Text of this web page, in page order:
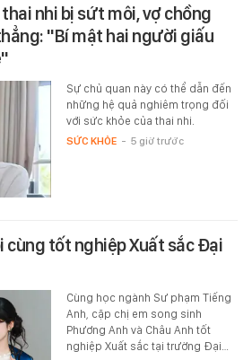
nhi bị sứt môi, vợ chồng
"Bí mật hai người giấu
Sự chủ quan này có thể dẫn đến
những hệ quả nghiêm trọng đối
với sức khỏe của thai nhi.
SỨC KHỎE - 5 giờ trước
cùng tốt nghiệp Xuất sắc Đại
Cùng học ngành Sư phạm Tiếng
Anh, cặp chị em song sinh
Phương Anh và Châu Anh tốt
nghiệp Xuất sắc tại trường Đại…